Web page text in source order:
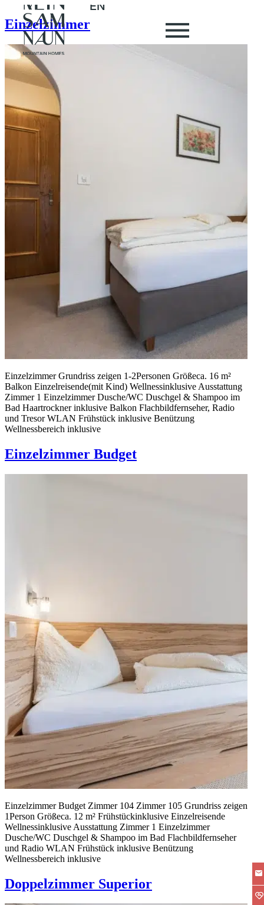
EN
Einzelzimmer
Einzelzimmer Grundriss zeigen 1-2Personen Größeca. 16 m²
Balkon Einzel­reisende(mit Kind) Wellnessinklusive Ausstattung
Zimmer 1 Einzelzimmer Dusche/WC Duschgel & Shampoo im
Bad Haartrockner inklusive Balkon Flachbildfernseher, Radio
und Tresor WLAN Frühstück inklusive Benützung
Wellnessbereich inklusive
Einzelzimmer Budget
Einzelzimmer Budget Zimmer 104 Zimmer 105 Grundriss zeigen
1Person Größeca. 12 m² Frühstückinklusive Einzel­reisende
Wellnessinklusive Ausstattung Zimmer 1 Einzelzimmer
Dusche/WC Duschgel & Shampoo im Bad Flachbildfernseher
und Radio WLAN Frühstück inklusive Benützung
Wellnessbereich inklusive
Doppelzimmer Superior